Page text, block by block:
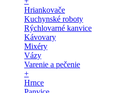
Hriankovače
Kuchynské roboty
Rýchlovarné kanvice
Kávovary
Mixéry
Vázy
Varenie a pečenie
+
Hrnce